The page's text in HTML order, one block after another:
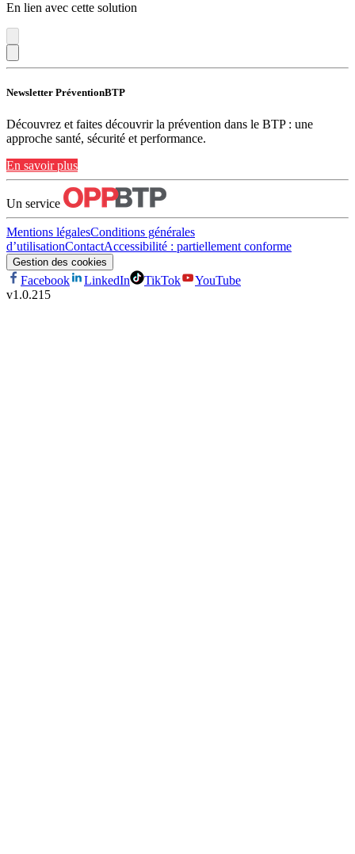
En lien avec cette solution
Newsletter PréventionBTP
Découvrez et faites découvrir la prévention dans le BTP : une
approche santé, sécurité et performance.
En savoir plus
Un service
Mentions légalesConditions générales
d’utilisationContactAccessibilité : partiellement conforme
Gestion des cookies
Facebook LinkedIn TikTok
YouTube
v1.0.215